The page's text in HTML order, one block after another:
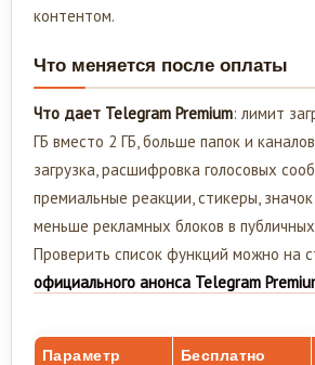
контентом.
Что меняется после оплаты
Что дает Telegram Premium: лимит
ГБ вместо 2 ГБ, больше папок и
загрузка, расшифровка голосовых
премиальные реакции, стикеры,
меньше рекламных блоков в
Проверить список функций можно на
официального анонса Telegram
Параметр Бесплатно